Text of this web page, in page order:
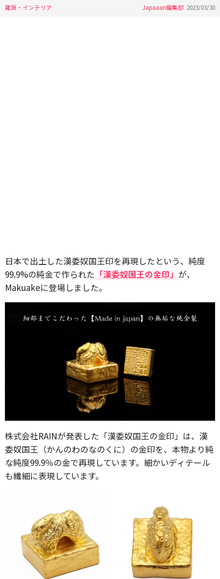
雑貨・インテリア Japaaan編集部 2023/03/30
日本で出土した漢委奴国王印を再現したという、純度
99.9%の純金で作られた 「漢委奴国王の金印」 が、
Makuakeに登場しました。
株式会社RAINが発表した「漢委奴国王の金印」は、漢
委奴国王（かんのわのなのくに）の金印を、本物より純
な純度99.9％の金で再現しています。細かいディテール
も繊細に表現しています。